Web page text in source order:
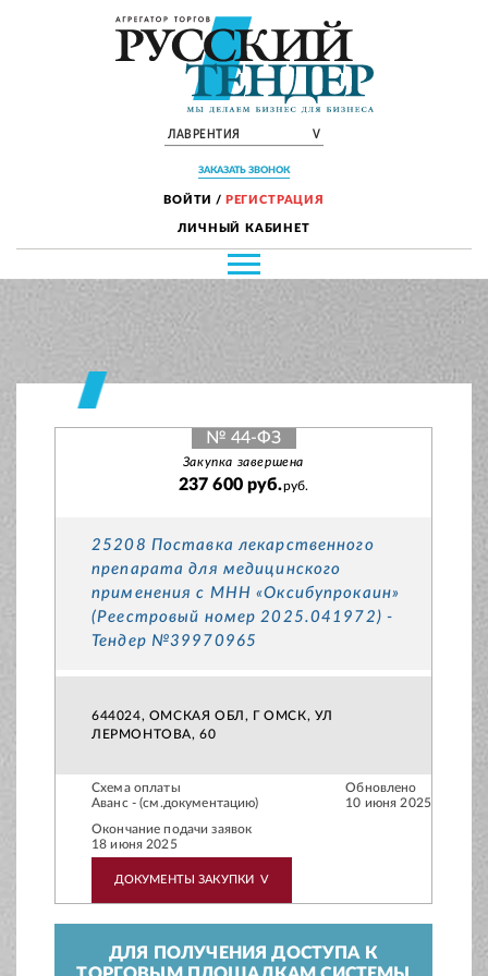
ЛАВРЕНТИЯ V
ЗАКАЗАТЬ ЗВОНОК
ВОЙТИ / РЕГИСТРАЦИЯ
ЛИЧНЫЙ КАБИНЕТ
№ 44-ФЗ
Закупка завершена
237 600 руб.руб.
25208 Поставка лекарственного
препарата для медицинского
применения с МНН «Оксибупрокаин»
(Реестровый номер 2025.041972) -
Тендер №39970965
644024, ОМСКАЯ ОБЛ, Г ОМСК, УЛ
ЛЕРМОНТОВА, 60
Схема оплаты
Аванс - (см.документацию)
Обновлено
10 июня 2025
Окончание подачи заявок
18 июня 2025
ДОКУМЕНТЫ ЗАКУПКИ V
ДЛЯ ПОЛУЧЕНИЯ ДОСТУПА К